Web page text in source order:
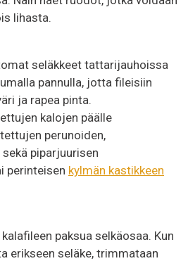
lihasta.
seläkkeet tattarijauhoissa
pannulla, jotta fileisiin
ja rapea pinta.
kalojen päälle
perunoiden,
piparjuurisen
perinteisen kylmän kastikkeen
paksua selkäosaa. Kun
erikseen seläke, trimmataan